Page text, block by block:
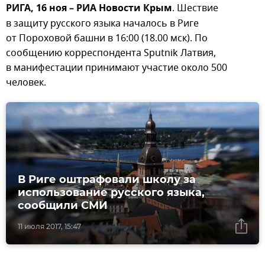
РИГА, 16 ноя – РИА Новости Крым. Шествие
в защиту русского языка началось в Риге
от Пороховой башни в 16:00 (18.00 мск). По
сообщению корреспондента Sputnik Латвия,
в манифестации принимают участие около 500
человек.
11 июля 2017, 15:47
В Риге оштрафовали школу за
использование русского языка,
сообщили СМИ